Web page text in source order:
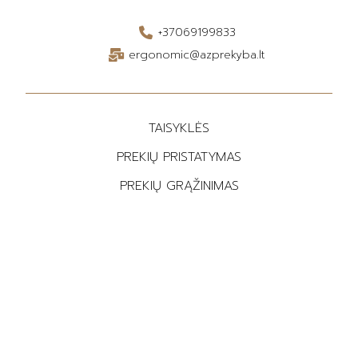
+37069199833
ergonomic@azprekyba.lt
TAISYKLĖS
PREKIŲ PRISTATYMAS
PREKIŲ GRĄŽINIMAS